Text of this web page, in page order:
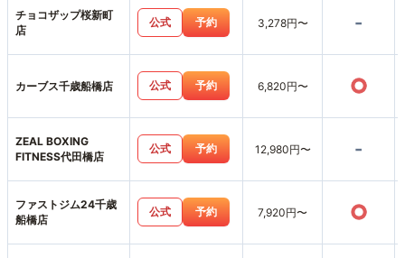
チョコザップ桜新町
店
公式 予約 3,278円〜 -
カーブス千歳船橋店 公式 予約 6,820円〜 ○
ZEAL BOXING
FITNESS代田橋店
公式 予約 12,980円〜 -
ファストジム24千歳
船橋店
公式 予約 7,920円〜 ○